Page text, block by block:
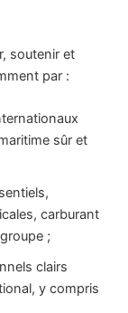
soutenir et
par :
sûr et
carburant
;
clairs
y compris